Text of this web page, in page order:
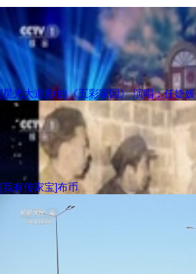
[星光大道]歌曲《五彩家园》 演唱：任婕媛
[我有传家宝]布币